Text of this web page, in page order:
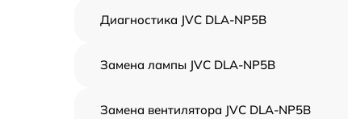
Диагностика JVC DLA-NP5B
Замена лампы JVC DLA-NP5B
Замена вентилятора JVC DLA-NP5B